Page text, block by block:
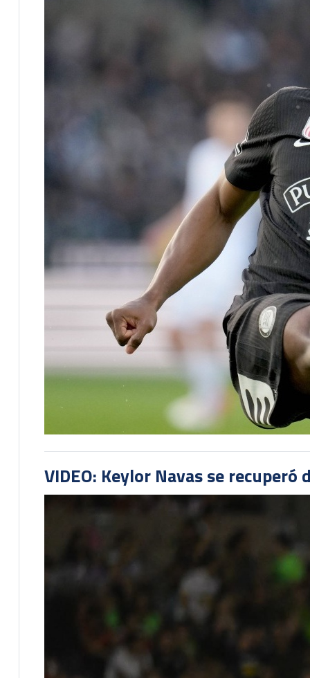
VIDEO: Keylor Navas se